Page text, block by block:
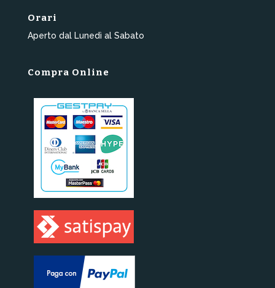
Orari
Aperto dal Lunedì al Sabato
Compra Online